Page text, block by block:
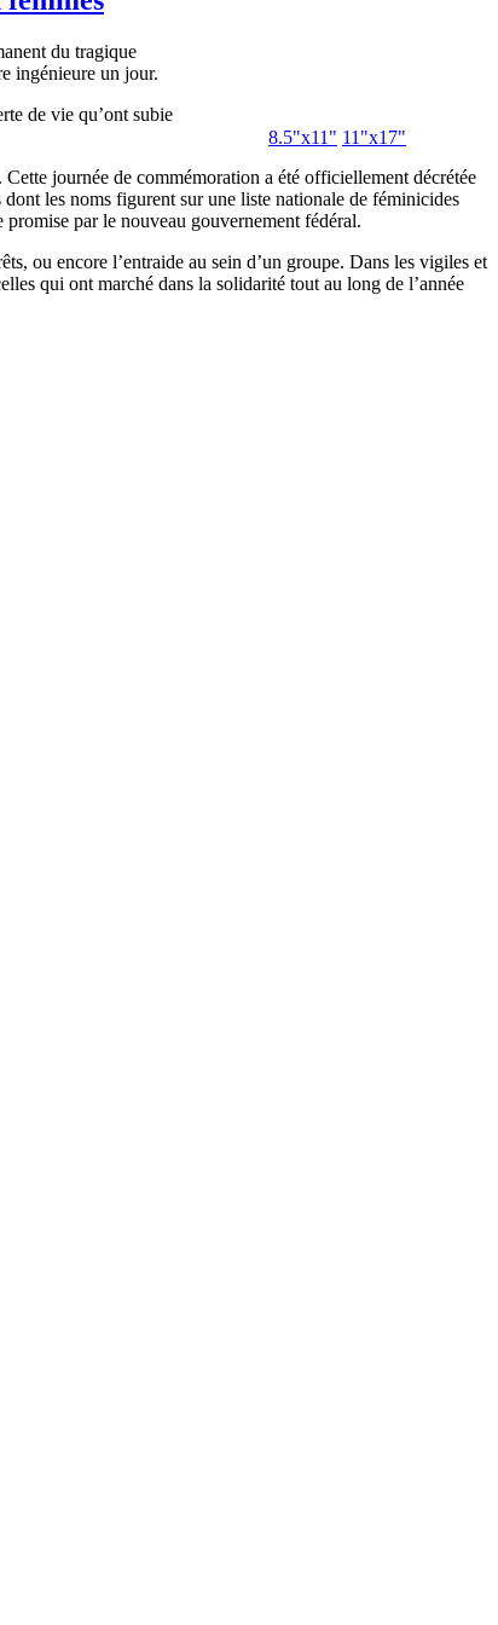
8.5"x11" 11"x17"
du tragique
ingénieure un jour.
de vie qu’ont subie
journée de commémoration a été officiellement décrétée
les noms figurent sur une liste nationale de féminicides
par le nouveau gouvernement fédéral.
ou encore l’entraide au sein d’un groupe. Dans les vigiles et
qui ont marché dans la solidarité tout au long de l’année